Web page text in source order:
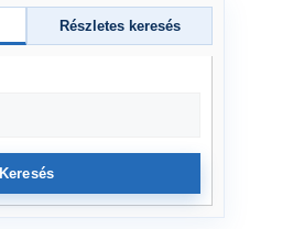
Részletes keresés
Keresés